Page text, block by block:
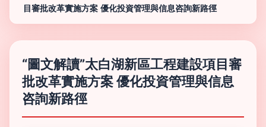
目審批改革實施方案 優化投資管理與信息咨詢新路徑
“圖文解讀”太白湖新區工程建設項目審
批改革實施方案 優化投資管理與信息
咨詢新路徑